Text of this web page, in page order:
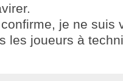
je ne suis
les joueurs à